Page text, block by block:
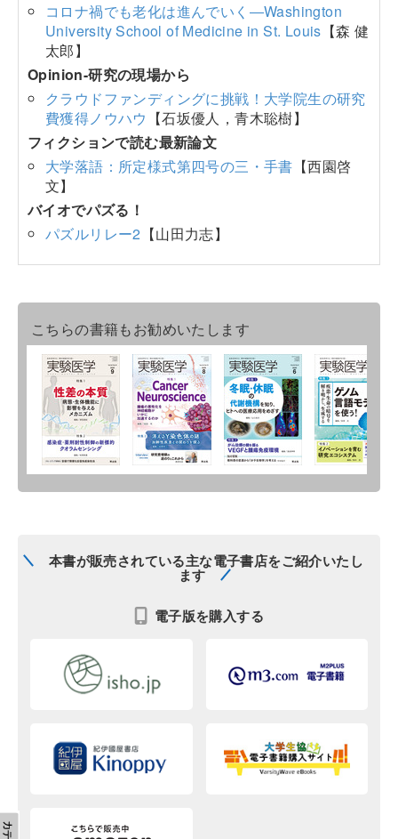
コロナ禍でも老化は進んでいく―Washington
University School of Medicine in St. Louis 【森 健
太郎】
Opinion-研究の現場から
クラウドファンディングに挑戦！大学院生の研究
費獲得ノウハウ 【石坂優人，青木聡樹】
フィクションで読む最新論文
大学落語：所定様式第四号の三・手書 【西園啓
文】
バイオでパズる！
パズルリレー2 【山田力志】
こちらの書籍もお勧めいたします
本書が販売されている主な電子書店をご紹介いたし
ます
電子版を購入する